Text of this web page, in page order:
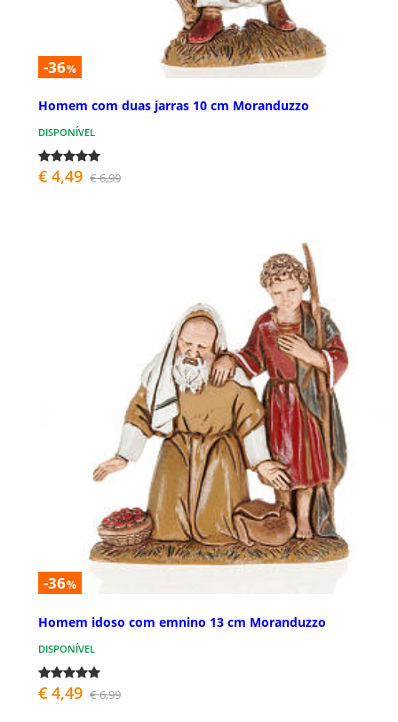
-36%
Homem com duas jarras 10 cm Moranduzzo
DISPONÍVEL
€ 4,49 € 6,99
-36%
Homem idoso com emnino 13 cm Moranduzzo
DISPONÍVEL
€ 4,49 € 6,99